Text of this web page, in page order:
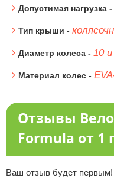
Допустимая нагрузка -
Тип крыши -
Диаметр колеса - 10
Материал колес -
Отзывы
Formula от 1
Ваш отзыв будет первым!